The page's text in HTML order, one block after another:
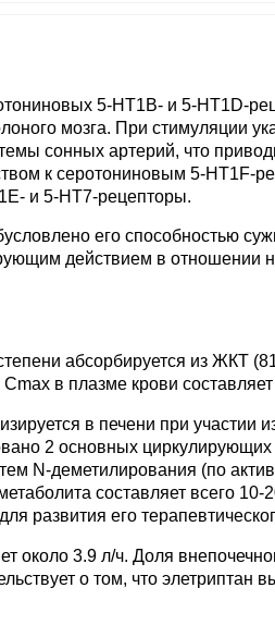
5-HT1B- и 5-HT1D-
мозга. При стимуляции
сонных артерий, что
к серотониновым 5-HT1F-
и 5-HT7-рецепторы.
его способностью
действием в отношении
абсорбируется из ЖКТ
в плазме крови
в печени при участии
2 основных циркулирующих
N-деметилирования (по
составляет всего 10-
развития его
около 3.9 л/ч. Доля
о том, что элетриптан